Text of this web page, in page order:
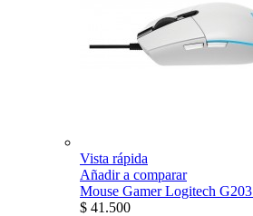
Vista rápida
Añadir a comparar
Mouse Gamer Logitech
$ 41.500